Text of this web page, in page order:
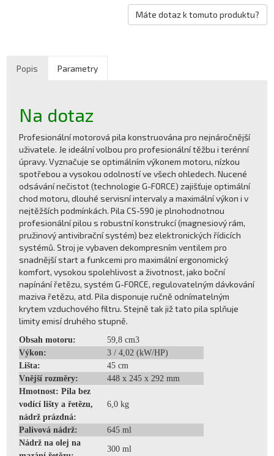
Máte dotaz k tomuto produktu?
Popis Parametry
Na dotaz
Profesionální motorová pila konstruována pro nejnáročnější
uživatele. Je ideální volbou pro profesionální těžbu i terénní
úpravy. Vyznačuje se optimálním výkonem motoru, nízkou
spotřebou a vysokou odolností ve všech ohledech. Nucené
odsávání nečistot (technologie G-FORCE) zajišťuje optimální
chod motoru, dlouhé servisní intervaly a maximální výkon i v
nejtěžších podmínkách. Pila CS-590 je plnohodnotnou
profesionální pilou s robustní konstrukcí (magnesiový rám,
pružinový antivibrační systém) bez elektronických řídicích
systémů. Stroj je vybaven dekompresním ventilem pro
snadnější start a funkcemi pro maximální ergonomický
komfort, vysokou spolehlivost a životnost, jako boční
napínání řetězu, systém G-FORCE, regulovatelným dávkování
maziva řetězu, atd. Pila disponuje ručně odnímatelným
krytem vzduchového filtru. Stejně tak již tato pila splňuje
limity emisí druhého stupně.
Obsah motoru:
59,8 cm3
Výkon:
3 / 4,02 (kW/HP)
Lišta:
45 cm
Vnější rozměry:
448 x 245 x 292 mm
Hmotnost: Pila bez
vodící lišty a řetězu,
nádrž prázdná:
6,0 kg
Palivová nádrž:
645 ml
Nádrž na olej na
300 ml